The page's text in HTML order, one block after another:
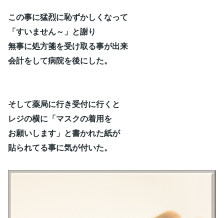
この事に猛烈に恥ずかしくなって
「すいません～」と謝り
無事に処方箋を受け取る事が出来
会計をして病院を後にした。
そして薬局に行き受付に行くと
レジの横に「マスクの着用を
お願いします」と書かれた紙が
貼られてる事に気が付いた。